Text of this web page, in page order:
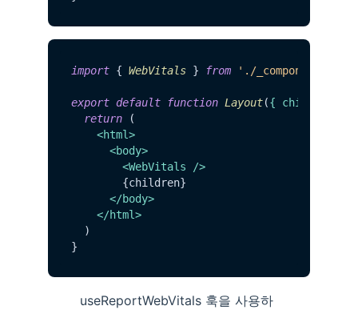
import { WebVitals } from './_components/
export default function Layout({ children }
return (
<html>
<body>
<WebVitals />
        {children}
</body>
</html>
  )
useReportWebVitals 훅을 사용하